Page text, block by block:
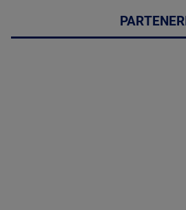
PARTENERI